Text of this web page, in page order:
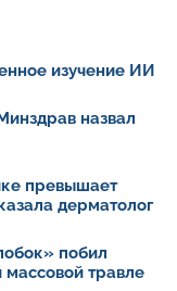
изучение ИИ
назвал
превышает
дерматолог
побил
травле